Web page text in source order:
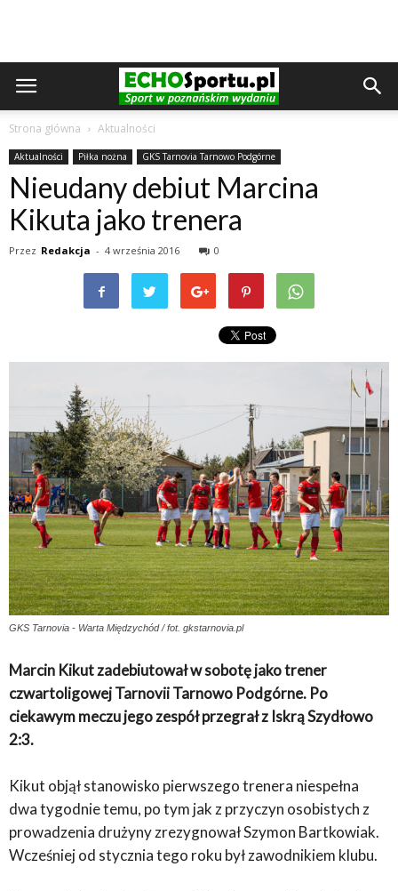
Strona główna Aktualności
Aktualności Piłka nożna GKS Tarnovia Tarnowo Podgórne
Nieudany debiut Marcina
Kikuta jako trenera
Przez Redakcja - 4 września 2016 0
GKS Tarnovia - Warta Międzychód / fot. gkstarnovia.pl
Marcin Kikut zadebiutował w sobotę jako trener
czwartoligowej Tarnovii Tarnowo Podgórne. Po
ciekawym meczu jego zespół przegrał z Iskrą Szydłowo
2:3.
Kikut objął stanowisko pierwszego trenera niespełna
dwa tygodnie temu, po tym jak z przyczyn osobistych z
prowadzenia drużyny zrezygnował Szymon Bartkowiak.
Wcześniej od stycznia tego roku był zawodnikiem klubu.